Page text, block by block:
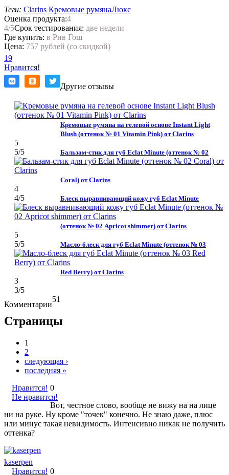
Теги: Clarins Кремовые румянаЛюкс
Оценка продукта:4
4/5Срок тестирования: две недели
Где купить: в Рив Гош
Цена: 757 рублей (со скидкой)
19
Нравится!
Другие отзывы
Кремовые румяна на гелевой основе Instant Light
Blush (оттенок № 01 Vitamin Pink) от Clarins
5
5/5 Бальзам-стик для губ Eclat Minute (оттенок № 02
Coral) от Clarins
4
4/5 Блеск выравнивающий кожу губ Eclat Minute
(оттенок № 02 Apricot shimmer) от Clarins
5
5/5 Масло-блеск для губ Eclat Minute (оттенок № 03
Red Berry) от Clarins
3
3/5
Комментарии
51
Страницы
1
2
следующая ›
последняя »
Нравится!
Не нравится!
0
Вот, честное слово, вообще не вижу на на лице
ни на руке. Ну кроме "точек" конечно. Не знаю даже, плюс
или минус такая невидимость. Интенсивно никак не получить
оттенка?
kaserpen
Нравится! 0